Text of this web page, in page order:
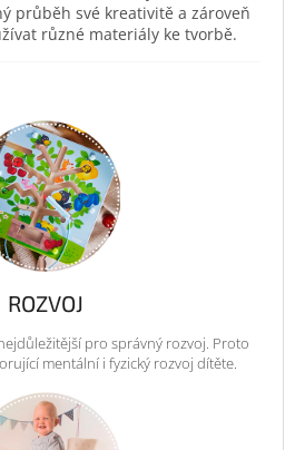
průběh své kreativitě a zároveň
různé materiály ke tvorbě.
ROZVOJ
pro správný rozvoj. Proto
mentální i fyzický rozvoj dítěte.